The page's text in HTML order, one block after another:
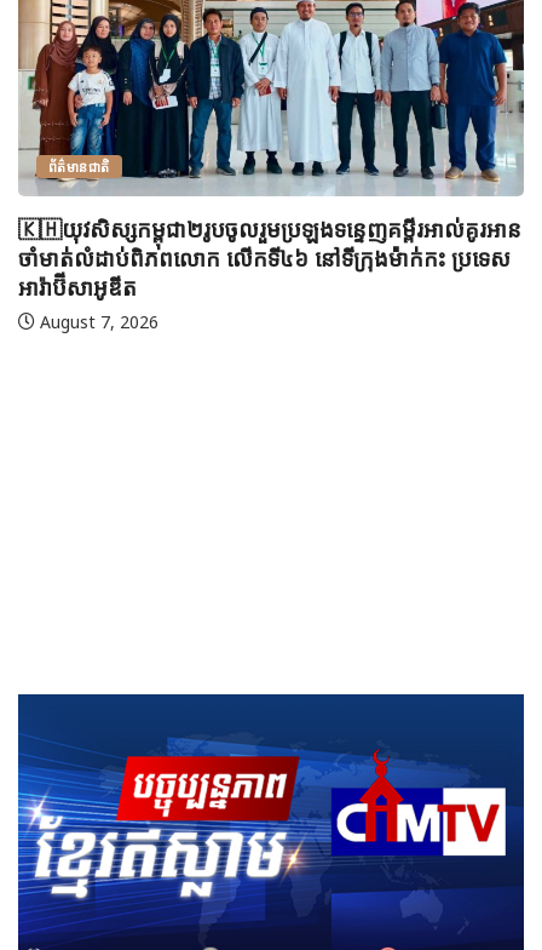
ព័ត៌មានជាតិ
🇰🇭យុវសិស្សកម្ពុជា២រូបចូលរួមប្រឡងទន្ទេញគម្ពីរអាល់គូរអាន
ចាំមាត់លំដាប់ពិភពលោក លើកទី៤៦ នៅទីក្រុងម៉ាក់កះ ប្រទេស
អារ៉ាប៊ីសាអូឌីត
August 7, 2026